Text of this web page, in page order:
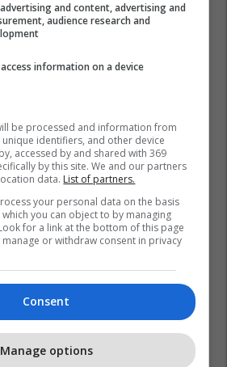
Dhe Planifikimit Hapësinor-
Komuna E Gostivarit
Rajoni I Pollogut
and content, advertising and
audience research and
information on a device
be processed and information from
identifiers, and other device
accessed by and shared with 369
by this site. We and our partners
data. List of partners.
your personal data on the basis
you can object to by managing
for a link at the bottom of this page
or withdraw consent in privacy
Consent
Manage options